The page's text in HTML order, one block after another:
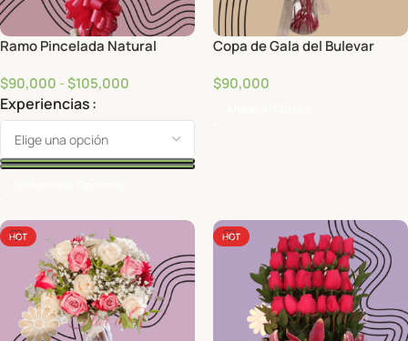
Ramo Pincelada Natural
$90,000 -$105,000
Experiencias
Copa de Gala del Bulevar
$90,000
HOT HOT